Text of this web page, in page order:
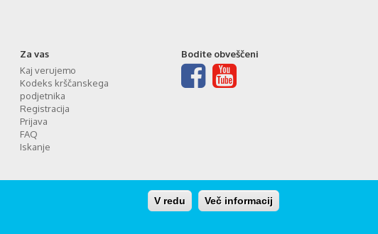
Bodite obveščeni
Za vas
Kaj verujemo
Kodeks krščanskega
podjetnika
Registracija
Prijava
FAQ
Iskanje
spletnih strani:
V redu Več informacij